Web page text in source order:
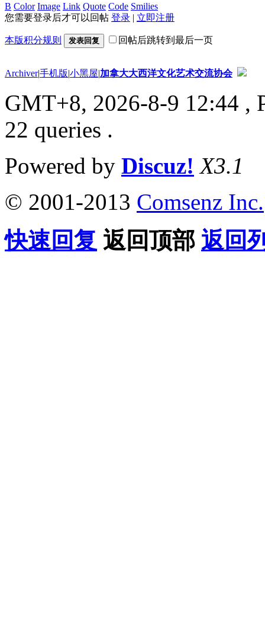
B Color Image Link Quote Code Smilies
您需要登录后才可以回帖 登录 | 立即注册
本版积分规则 发表回复 回帖后跳转到最后一页
Archiver|手机版|小黑屋|加拿大大西洋文化艺术交流协会
GMT+8, 2026-8-9 12:44 ,
22 queries .
Powered by Discuz! X3.1
© 2001-2013 Comsenz Inc.
快速回复 返回顶部 返回